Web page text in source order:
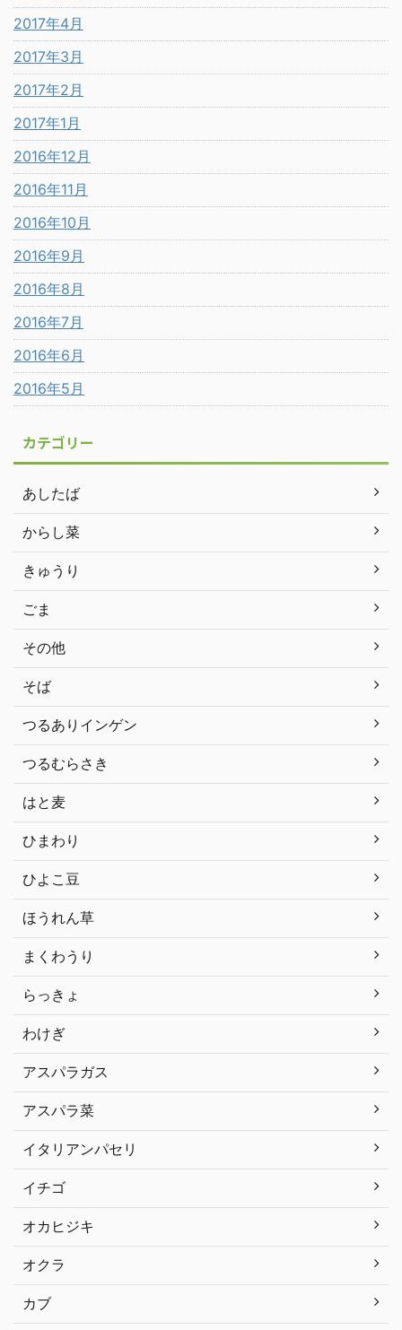
2017年4月
2017年3月
2017年2月
2017年1月
2016年12月
2016年11月
2016年10月
2016年9月
2016年8月
2016年7月
2016年6月
2016年5月
カテゴリー
あしたば
からし菜
きゅうり
ごま
その他
そば
つるありインゲン
つるむらさき
はと麦
ひまわり
ひよこ豆
ほうれん草
まくわうり
らっきょ
わけぎ
アスパラガス
アスパラ菜
イタリアンパセリ
イチゴ
オカヒジキ
オクラ
カブ